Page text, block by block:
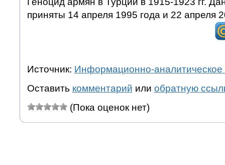
приняты 14 апреля 1995 года и 22 апреля
Источник: Информационно-аналитическое
Оставить комментарий или обратную
(Пока оценок нет)